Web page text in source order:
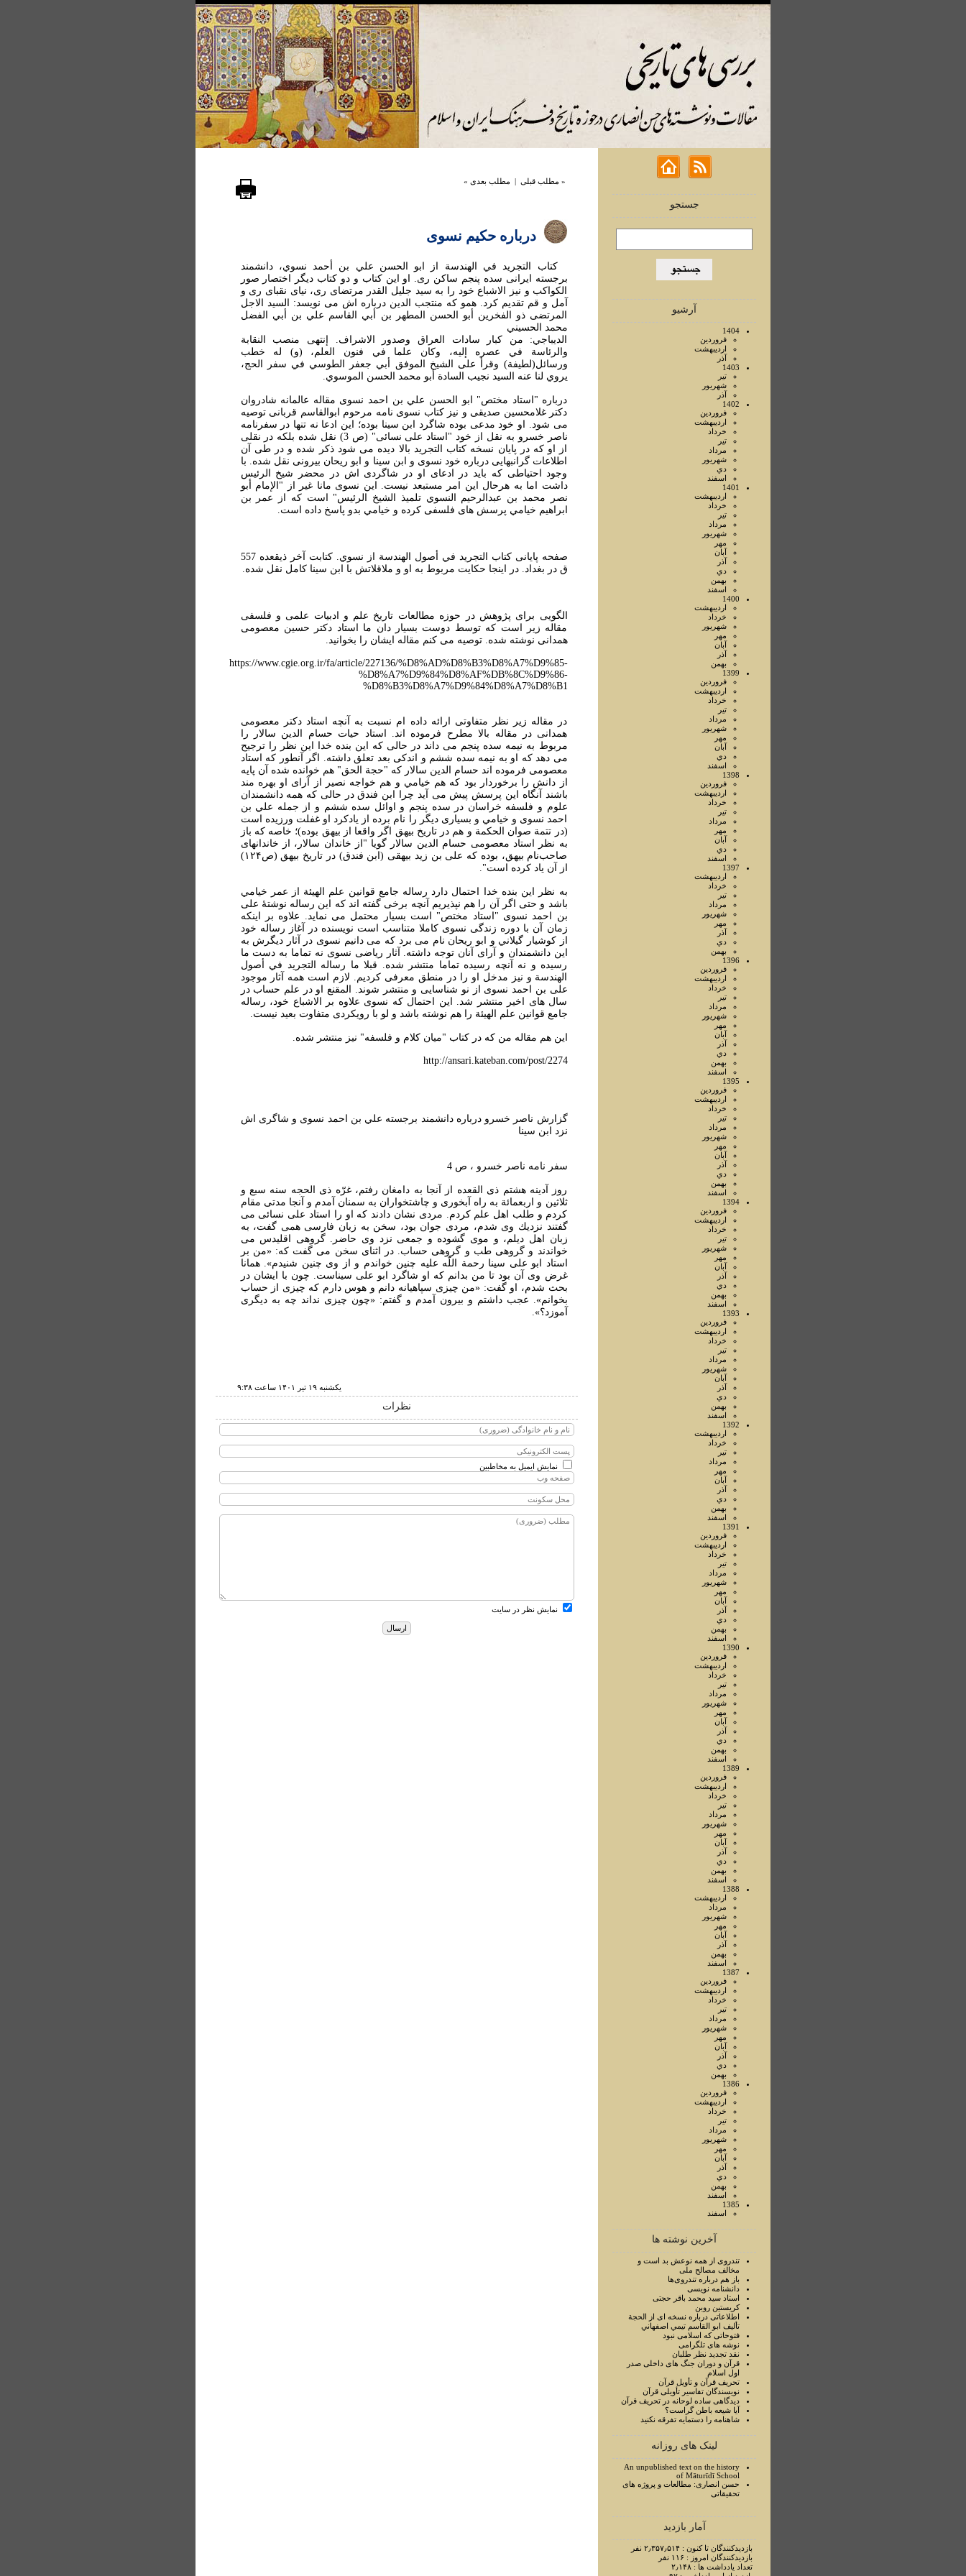
جستجو
آرشیو
1404
فروردين
ارديبهشت
آذر
1403
تير
شهريور
آذر
1402
فروردين
ارديبهشت
خرداد
تير
مرداد
شهريور
دي
اسفند
1401
ارديبهشت
خرداد
تير
مرداد
شهريور
مهر
آبان
آذر
دي
بهمن
اسفند
1400
ارديبهشت
خرداد
شهريور
مهر
آبان
آذر
بهمن
1399
فروردين
ارديبهشت
خرداد
تير
مرداد
شهريور
مهر
آبان
دي
اسفند
1398
فروردين
ارديبهشت
خرداد
تير
مرداد
مهر
آبان
دي
اسفند
1397
ارديبهشت
خرداد
تير
مرداد
شهريور
مهر
آذر
دي
بهمن
1396
فروردين
ارديبهشت
خرداد
تير
مرداد
شهريور
مهر
آبان
آذر
دي
بهمن
اسفند
1395
فروردين
ارديبهشت
خرداد
تير
مرداد
شهريور
مهر
آبان
آذر
دي
بهمن
اسفند
1394
فروردين
ارديبهشت
خرداد
تير
شهريور
مهر
آبان
آذر
دي
بهمن
اسفند
1393
فروردين
ارديبهشت
خرداد
تير
مرداد
شهريور
آبان
آذر
دي
بهمن
اسفند
1392
ارديبهشت
خرداد
تير
مرداد
مهر
آبان
آذر
دي
بهمن
اسفند
1391
فروردين
ارديبهشت
خرداد
تير
مرداد
شهريور
مهر
آبان
آذر
دي
بهمن
اسفند
1390
فروردين
ارديبهشت
خرداد
تير
مرداد
شهريور
مهر
آبان
آذر
دي
بهمن
اسفند
1389
فروردين
ارديبهشت
خرداد
تير
مرداد
شهريور
مهر
آبان
آذر
دي
بهمن
اسفند
1388
ارديبهشت
مرداد
شهريور
مهر
آبان
آذر
بهمن
اسفند
1387
فروردين
ارديبهشت
خرداد
تير
مرداد
شهريور
مهر
آبان
آذر
دي
بهمن
1386
فروردين
ارديبهشت
خرداد
تير
مرداد
شهريور
مهر
آبان
آذر
دي
بهمن
اسفند
1385
اسفند
آخرین نوشته ها
تندروی از همه نوعش بد است و
مخالف مصالح ملی
باز هم درباره تندروی‌ها
دانشنامه نویسی
استاد سيد محمد باقر حجتی
کریستین روبن
اطلاعاتی درباره نسخه ای از الحجة
تأليف ابو القاسم تيمي اصفهاني
فتوحاتی که اسلامی نبود
نوشه های تلگرامی
نقد تجدید نظر طلبان
قرآن و دوران جنگ های داخلی صدر
اول اسلام
تحريف قرآن و تأويل قرآن
نويسندگان تفاسير تأويلی قرآن
ديدگاهی ساده لوحانه در تحريف قرآن
آيا شيعه باطن گراست؟
شاهنامه را دستمايه تفرقه نکنيد
لینک های روزانه
An unpublished text on the history
of Māturīdī School
حسن انصاری: مطالعات و پروژه های
تحقیقاتی
آمار بازدید
بازدیدکنندگان تا کنون : ۲٫۳۵۷٫۵۱۴ نفر
بازدیدکنندگان امروز : ۱۱۶ نفر
تعداد یادداشت ها : ۲٫۱۴۸
« مطلب قبلی | مطلب بعدی »
درباره حکيم نسوی
کتاب التجريد في الهندسة از ابو الحسن علي بن أحمد نسوي، دانشمند
برجسته ايرانی سده پنجم ساکن ری. او اين کتاب و دو کتاب ديگر اختصار صور
الکواکب و نيز الاشباع خود را به سيد جليل القدر مرتضای ری، نيای نقبای ری و
آمل و قم تقديم کرد. همو که منتجب الدين درباره اش می نويسد: السيد الاجل
المرتضى ذو الفخرين أبو الحسن المطهر بن أبي القاسم علي بن أبي الفضل
محمد الحسيني
الديباجي: من كبار سادات العراق وصدور الاشراف. إنتهى منصب النقابة
والرئاسة في عصره إليه، وكان علما في فنون العلم، (و) له خطب
ورسائل(لطيفة) وقرأ على الشيخ الموفق أبي جعفر الطوسي في سفر الحج،
يروي لنا عنه السيد نجيب السادة أبو محمد الحسن الموسوي.
درباره "استاد مختص" ابو الحسن علي بن احمد نسوی مقاله عالمانه شادروان
دکتر غلامحسين صديقی و نيز کتاب نسوی نامه مرحوم ابوالقاسم قربانی توصيه
می شود. او خود مدعی بوده شاگرد ابن سينا بوده؛ اين ادعا نه تنها در سفرنامه
ناصر خسرو به نقل از خود "استاد علی نسائی" (ص 3) نقل شده بلکه در نقلی
از او که در پايان نسخه کتاب التجريد بالا ديده می شود ذکر شده و در طی آن
اطلاعات گرانبهایی درباره خود نسوی و ابن سينا و ابو ريحان بيرونی نقل شده. با
وجود احتياطی که بايد در ادعای او در شاگردی اش در محضر شيخ الرئيس
داشت اما به هرحال اين امر مستبعد نيست. اين نسوی مانا غير از "الإمام أبو
نصر محمد بن عبدالرحيم النسوي تلميذ الشيخ الرئيس" است که از عمر بن
ابراهيم خيامي پرسش های فلسفی کرده و خيامي بدو پاسخ داده است.
صفحه پايانی کتاب التجريد في أصول الهندسة از نسوي. کتابت آخر ذيقعده 557
ق در بغداد. در اينجا حکايت مربوط به او و ملاقلاتش با ابن سينا کامل نقل شده.
الگویی برای پژوهش در حوزه مطالعات تاريخ علم و ادبيات علمی و فلسفی
مقاله زير است که توسط دوست بسيار دان ما استاد دکتر حسين معصومی
همدانی نوشته شده. توصيه می کنم مقاله ايشان را بخوانيد.
https://www.cgie.org.ir/fa/article/227136/%D8%AD%D8%B3%D8%A7%D9%85-
%D8%A7%D9%84%D8%AF%DB%8C%D9%86-
%D8%B3%D8%A7%D9%84%D8%A7%D8%B1
در مقاله زير نظر متفاوتی ارائه داده ام نسبت به آنچه استاد دکتر معصومی
همدانی در مقاله بالا مطرح فرموده اند. استاد حيات حسام الدين سالار را
مربوط به نيمه سده پنجم می داند در حالی که اين بنده خدا اين نظر را ترجيح
می دهد که او به نيمه سده ششم و اندکی بعد تعلق داشته. اگر آنطور که استاد
معصومی فرموده اند حسام الدين سالار که "حجة الحق" هم خوانده شده آن پايه
از دانش را برخوردار بود که هم خيامي و هم خواجه نصير از آرای او بهره مند
باشند آنگاه اين پرسش پيش می آيد چرا ابن فندق در حالی که همه دانشمندان
علوم و فلسفه خراسان در سده پنجم و اوائل سده ششم و از جمله علي بن
احمد نسوی و خيامي و بسياری ديگر را نام برده از يادکرد او غفلت ورزيده است
(در تتمة صوان الحکمة و هم در تاريخ بيهق اگر واقعا از بيهق بوده)؛ خاصه که باز
به نظر استاد معصومی حسام الدين سالار گويا "از خاندان سالار، از خاندانهای
صاحب‌نام بیهق، بوده که علی بن زید بیهقی (ابن فندق) در تاریخ بیهق (ص۱۲۴)
از آن یاد کرده است".
به نظر اين بنده خدا احتمال دارد رساله جامع قوانین علم الهیئة از عمر خيامي
باشد و حتی اگر آن را هم نپذيريم آنچه برخی گفته اند که اين رساله نوشتۀ علی
بن احمد نسوی "استاد مختص" است بسيار محتمل می نمايد. علاوه بر اينکه
زمان آن با دوره زندگی نسوی کاملا متناسب است نويسنده در آغاز رساله خود
از کوشيار گيلاني و ابو ريحان نام می برد که می دانيم نسوی در آثار ديگرش به
اين دانشمندان و آرای آنان توجه داشته. آثار رياضی نسوی نه تماما به دست ما
رسيده و نه آنچه رسيده تماما منتشر شده. قبلا ما رساله التجريد في أصول
الهندسة و نيز مدخل او را در منطق معرفی کرديم. لازم است همه آثار موجود
علی بن احمد نسوی از نو شناسایی و منتشر شوند. المقنع او در علم حساب در
سال های اخير منتشر شد. اين احتمال که نسوی علاوه بر الاشباع خود، رساله
جامع قوانین علم الهیئة را هم نوشته باشد و لو با رويکردی متفاوت بعيد نيست.
اين هم مقاله من که در کتاب "ميان کلام و فلسفه" نيز منتشر شده.
http://ansari.kateban.com/post/2274
گزارش ناصر خسرو درباره دانشمند برجسته علي بن احمد نسوی و شاگری اش
نزد ابن سينا
سفر نامه ناصر خسرو ، ص 4
روز آدينه هشتم ذى القعده از آنجا به دامغان رفتم، غرّه ذى الحجه سنه سبع و
ثلاثين و اربعمائة به راه آبخورى و چاشت‏خواران به سمنان آمدم و آنجا مدتى مقام
كردم و طلب اهل علم كردم. مردى نشان دادند كه او را استاد على نسائى مى
‏گفتند نزديك وى شدم، مردى جوان بود، سخن به زبان فارسى همى گفت، به
زبان اهل ديلم، و موى گشوده و جمعى نزد وى حاضر. گروهى اقليدس مى
‏خواندند و گروهى طب و گروهى حساب. در اثناى سخن مى ‏گفت كه: «من بر
استاد ابو على سينا رحمة اللّه عليه چنين خواندم و از وى چنين شنيدم». همانا
غرض وى آن بود تا من بدانم كه او شاگرد ابو على سيناست. چون با ايشان در
بحث شدم، او گفت: «من چيزى سپاهيانه دانم و هوس دارم كه چيزى از حساب
بخوانم». عجب داشتم و بيرون آمدم و گفتم: «چون چيزى نداند چه به ديگرى
آموزد؟».
يكشنبه ۱۹ تير ۱۴۰۱ ساعت ۹:۳۸
نظرات
نمایش ایمیل به مخاطبین
نمایش نظر در سایت